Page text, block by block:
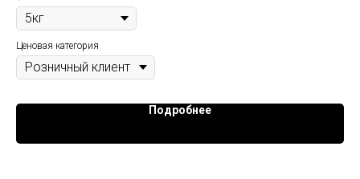
Ценовая категория
Подробнее